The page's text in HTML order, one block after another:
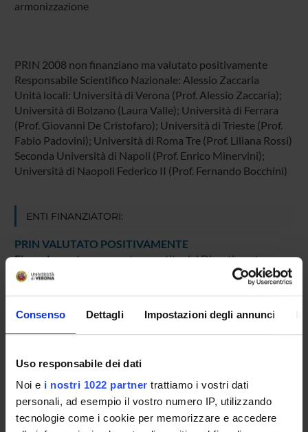
Consenso Dettagli Impostazioni degli annunci
Uso responsabile dei dati
Noi e i nostri 1022 partner trattiamo i vostri dati
personali, ad esempio il vostro numero IP, utilizzando
tecnologie come i cookie per memorizzare e accedere
armonizzazione
PRIN 2008 non finanziano ma valutato positivamente
Responsabile Scientifico Nazionale: Alessio Zaccaria
Unità locali: Università di Verona (Prof. Alessio Zaccaria);
Università di Bolzano (Laura Valle); Università di Ferrara
(Prof. Giovanni De Cristofaro); Università di Trieste (Prof.
Fabio Padovini); Università di Roma Tre (Prof. Liliana Rossi)
Seconda Università di Napoli (Prof. Enrico Minervini);
Università di Naopoli Federico II (Prof. Fernando Bocchini)
ENTI FINANZIATORI:
PRIN VALUTATO POSITIVAMENTE
Finanziamento:assegnato e gestito dal Dipartimento
Programma:
COFIN - Progetti di Ricerca di Interesse